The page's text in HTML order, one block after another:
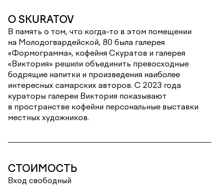
О SKURATOV
В память о том, что когда-то в этом помещении
на Молодогвардейской, 80 была галерея
«Формограмма», кофейня Скуратов и галерея
«Виктория» решили объединить превосходные
бодрящие напитки и произведения наиболее
интересных самарских авторов. С 2023 года
кураторы галереи Виктория показывают
в пространстве кофейни персональные выставки
местных художников.
СТОИМОСТЬ
Вход свободный